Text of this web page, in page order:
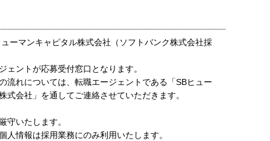
ーマンキャピタル株式会社（ソフトバンク株式会社採
ェントが応募受付窓口となります。
流れについては、転職エージェントである「SBヒュー
式会社」を通してご連絡させていただきます。
守いたします。
人情報は採用業務にのみ利用いたします。